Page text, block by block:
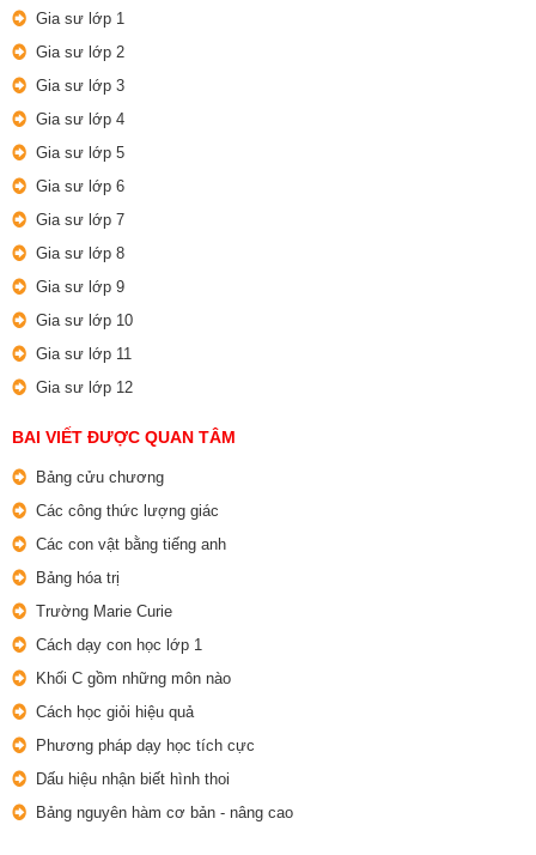
Gia sư lớp 1
Gia sư lớp 2
Gia sư lớp 3
Gia sư lớp 4
Gia sư lớp 5
Gia sư lớp 6
Gia sư lớp 7
Gia sư lớp 8
Gia sư lớp 9
Gia sư lớp 10
Gia sư lớp 11
Gia sư lớp 12
BAI VIẾT ĐƯỢC QUAN TÂM
Bảng cửu chương
Các công thức lượng giác
Các con vật bằng tiếng anh
Bảng hóa trị
Trường Marie Curie
Cách dạy con học lớp 1
Khối C gồm những môn nào
Cách học giỏi hiệu quả
Phương pháp dạy học tích cực
Dấu hiệu nhận biết hình thoi
Bảng nguyên hàm cơ bản - nâng cao